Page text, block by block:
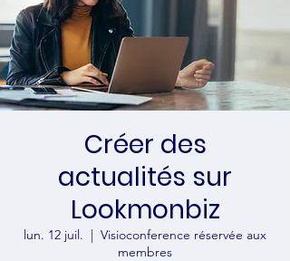
Créer des
actualités sur
Lookmonbiz
lun. 12 juil.
  |
Visioconference réservée aux
membres